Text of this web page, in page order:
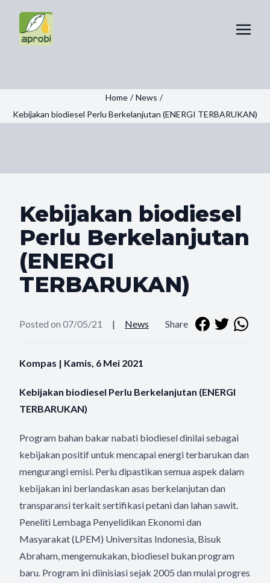
Home / News /
Kebijakan biodiesel Perlu Berkelanjutan (ENERGI TERBARUKAN)
Kebijakan biodiesel
Perlu Berkelanjutan
(ENERGI
TERBARUKAN)
Posted on 07/05/21 | News Share
Kompas | Kamis, 6 Mei 2021
Kebijakan biodiesel Perlu Berkelanjutan (ENERGI
TERBARUKAN)
Program bahan bakar nabati biodiesel dinilai sebagai
kebijakan positif untuk mencapai energi terbarukan dan
mengurangi emisi. Perlu dipastikan semua aspek dalam
kebijakan ini berlandaskan asas berkelanjutan dan
transparansi terkait sertifikasi petani dan lahan sawit.
Peneliti Lembaga Penyelidikan Ekonomi dan
Masyarakat (LPEM) Universitas Indonesia, Bisuk
Abraham, mengemukakan, biodiesel bukan program
baru. Program ini diinisiasi sejak 2005 dan mulai progres